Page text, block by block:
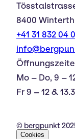
8400
+41 31 832 04
Mo – Do, 9 –
Fr 9 – 12 &
© bergpunkt
Cookies